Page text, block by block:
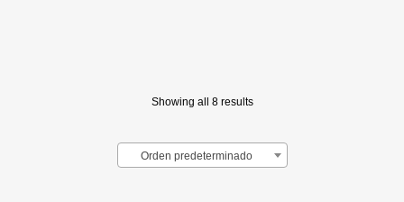
Showing all 8 results
Orden predeterminado